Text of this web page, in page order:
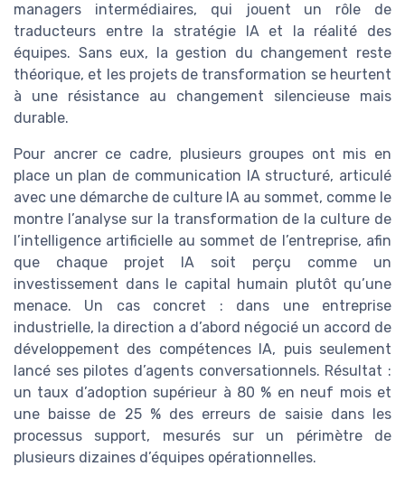
managers intermédiaires, qui jouent un rôle de
traducteurs entre la stratégie IA et la réalité des
équipes. Sans eux, la gestion du changement reste
théorique, et les projets de transformation se heurtent
à une résistance au changement silencieuse mais
durable.
Pour ancrer ce cadre, plusieurs groupes ont mis en
place un plan de communication IA structuré, articulé
avec une démarche de culture IA au sommet, comme le
montre l’analyse sur la transformation de la culture de
l’intelligence artificielle au sommet de l’entreprise, afin
que chaque projet IA soit perçu comme un
investissement dans le capital humain plutôt qu’une
menace. Un cas concret : dans une entreprise
industrielle, la direction a d’abord négocié un accord de
développement des compétences IA, puis seulement
lancé ses pilotes d’agents conversationnels. Résultat :
un taux d’adoption supérieur à 80 % en neuf mois et
une baisse de 25 % des erreurs de saisie dans les
processus support, mesurés sur un périmètre de
plusieurs dizaines d’équipes opérationnelles.